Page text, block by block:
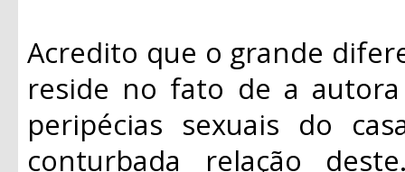
Acredito que o grande
reside no fato de a
peripécias sexuais do
conturbada relação